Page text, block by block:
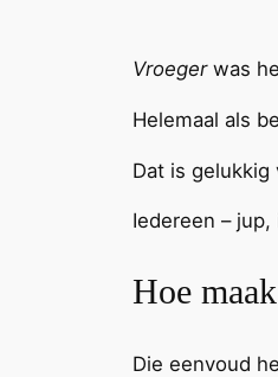
Vroeger was
Helemaal als
Dat is gelukkig
Iedereen –
Hoe
Die eenvoud